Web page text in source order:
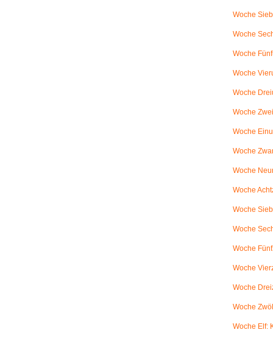
Woche
Woche
Woche
Woche
Woche
Woche
Woche
Woche
Woche
Woche
Woche
Woche
Woche
Woche
Woche
Woche
Woche Elf: